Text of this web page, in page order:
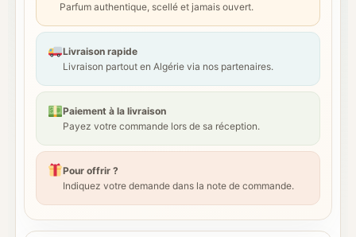
Parfum authentique, scellé et jamais ouvert.
Livraison rapide
Livraison partout en Algérie via nos partenaires.
Paiement à la livraison
Payez votre commande lors de sa réception.
Pour offrir ?
Indiquez votre demande dans la note de commande.